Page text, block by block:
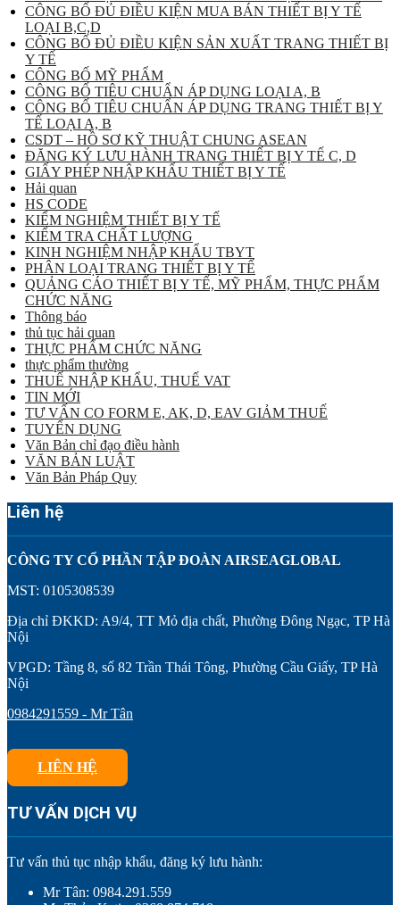
CÔNG BỐ ĐỦ ĐIỀU KIỆN MUA BÁN THIẾT BỊ Y TẾ
LOẠI B,C,D
CÔNG BỐ ĐỦ ĐIỀU KIỆN SẢN XUẤT TRANG THIẾT BỊ
Y TẾ
CÔNG BỐ MỸ PHẨM
CÔNG BỐ TIÊU CHUẨN ÁP DỤNG LOẠI A, B
CÔNG BỐ TIÊU CHUẨN ÁP DỤNG TRANG THIẾT BỊ Y
TẾ LOẠI A, B
CSDT – HỒ SƠ KỸ THUẬT CHUNG ASEAN
ĐĂNG KÝ LƯU HÀNH TRANG THIẾT BỊ Y TẾ C, D
GIẤY PHÉP NHẬP KHẨU THIẾT BỊ Y TẾ
Hải quan
HS CODE
KIỂM NGHIỆM THIẾT BỊ Y TẾ
KIỂM TRA CHẤT LƯỢNG
KINH NGHIỆM NHẬP KHẨU TBYT
PHÂN LOẠI TRANG THIẾT BỊ Y TẾ
QUẢNG CÁO THIẾT BỊ Y TẾ, MỸ PHẨM, THỰC PHẨM
CHỨC NĂNG
Thông báo
thủ tục hải quan
THỰC PHẨM CHỨC NĂNG
thực phẩm thường
THUẾ NHẬP KHẨU, THUẾ VAT
TIN MỚI
TƯ VẤN CO FORM E, AK, D, EAV GIẢM THUẾ
TUYỂN DỤNG
Văn Bản chỉ đạo điều hành
VĂN BẢN LUẬT
Văn Bản Pháp Quy
Liên hệ
CÔNG TY CỔ PHẦN TẬP ĐOÀN AIRSEAGLOBAL
MST: 0105308539
Địa chỉ ĐKKD: A9/4, TT Mỏ địa chất, Phường Đông Ngạc, TP Hà
Nội
VPGD: Tầng 8, số 82 Trần Thái Tông, Phường Cầu Giấy, TP Hà
Nội
0984291559 - Mr Tân
LIÊN HỆ
TƯ VẤN DỊCH VỤ
Tư vấn thủ tục nhập khẩu, đăng ký lưu hành:
Mr Tân: 0984.291.559